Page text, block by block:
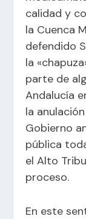
calidad y
la Cuenca
defendido
la
parte de
Andalucía
la
Gobierno
pública
el Alto
proceso.
En este